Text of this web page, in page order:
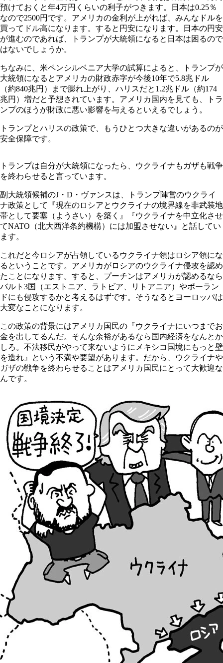
預けておくと年4万円くらいの利子がつきます。日本は0.25％
なので2500円です。アメリカの金利が上がれば、みんなドルを
買ってドル高になります。すると円安になります。日本の円安
が進むのであれば、トランプが大統領になると日本は困るので
はないでしょうか。
ちなみに、米ペンシルベニア大学の試算によると、トランプが
大統領になるとアメリカの財政赤字が今後10年で5.8兆ドル
（約840兆円）まで膨れ上がり、ハリスだと1.2兆ドル（約174
兆円）増だと予想されています。アメリカ国内を見ても、トラ
ンプのほうが財政に悪い影響を与えるといえるでしょう。
トランプとハリスの政策で、もうひとつ大きな違いがあるのが
安全保障です。
トランプは自分が大統領になったら、ウクライナもガザも戦争
を終わらせると言っています。
副大統領候補のJ・D・ヴァンスは、トランプ陣営のウクライ
ナ政策として『現在のロシアとウクライナの境界線を非武装地
帯として要塞（ようさい）を築く』『ウクライナを中立化させ
てNATO（北大西洋条約機構）には加盟させない』と話してい
ます。
これだと今ロシアが占領しているウクライナ領はロシア領にな
るということです。アメリカがロシアのウクライナ侵攻を認め
たことになります。すると、プーチンはアメリカが認めるなら
バルト3国（エストニア、ラトビア、リトアニア）やポーラン
ドにも侵攻するかと考えるはずです。そうなるとヨーロッパは
大変なことになります。
この政策の背景にはアメリカ国民の『ウクライナにいつまでお
金を出してるんだ。そんな余裕があるなら国内経済をなんとか
しろ。不法移民がやって来ないようにメキシコ国境にもっと壁
を造れ』という不満や要望があります。だから、ウクライナや
ガザの戦争を終わらせることはアメリカ国民にとって大歓迎な
んです。